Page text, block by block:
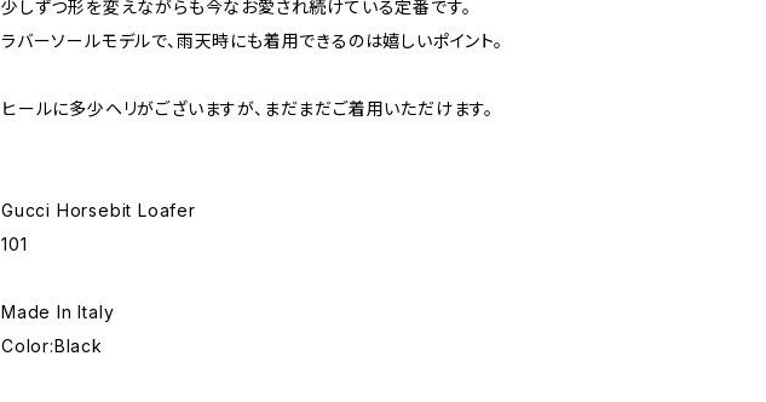
少しずつ形を変えながらも今なお愛され続けている定番です。
ラバーソールモデルで、雨天時にも着用できるのは嬉しいポイント。
ヒールに多少ヘリがございますが、まだまだご着用いただけます。
Gucci Horsebit Loafer
101
Made In Italy
Color:Black